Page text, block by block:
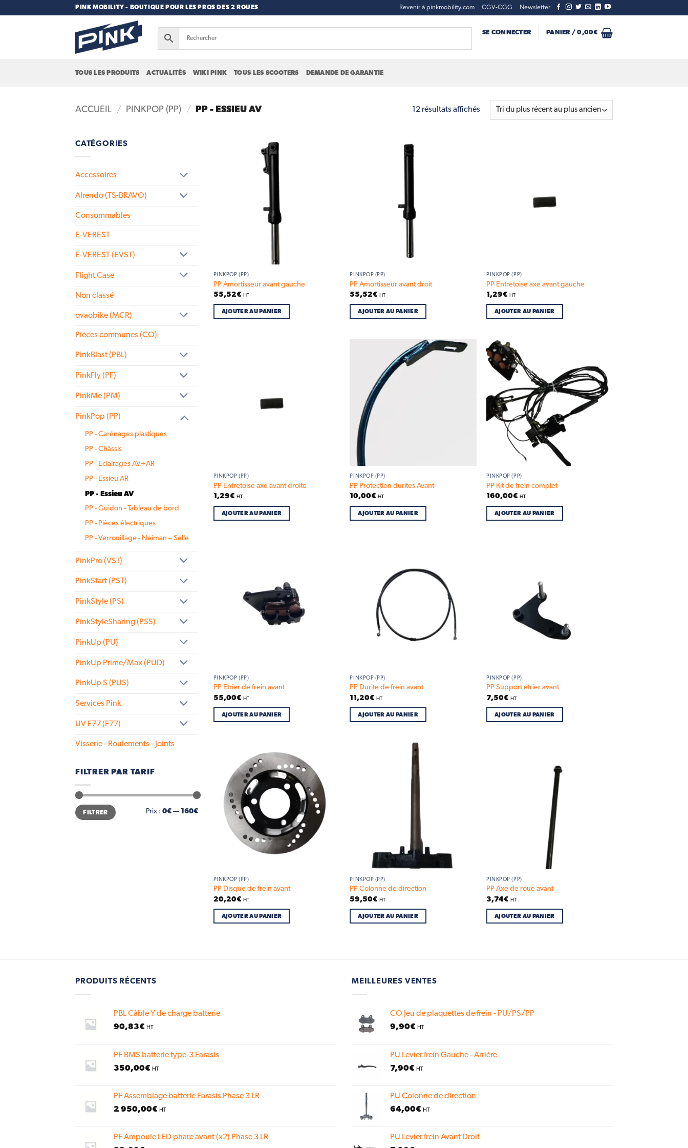
PINK MOBILITY - BOUTIQUE POUR LES PROS DES 2 ROUES Revenir à pinkmobility.com CGV-CGG Newsletter
SE CONNECTER PANIER /0,00€
TOUS LES PRODUITS ACTUALITÉS WIKI PINK TOUS LES SCOOTERS DEMANDE DE GARANTIE
ACCUEIL / PINKPOP (PP) / PP - ESSIEU AV 12 résultats affichésTrié
CATÉGORIES
Accessoires
Alrendo (TS-BRAVO)
Consommables
E-VEREST
E-VEREST (EVST)
Flight Case
Non classé
ovaobike (MCR)
Pièces communes (CO)
PinkBlast (PBL)
PinkFly (PF)
PinkMe (PM)
PinkPop (PP)
PP - Carénages plastiques
PP - Châssis
PP - Eclairages AV+AR
PP - Essieu AR
PP - Essieu AV
PP - Guidon - Tableau de bord
PP - Pièces électriques
PP - Verrouillage - Neiman – Selle
PinkPro (VS1)
PinkStart (PST)
PinkStyle (PS)
PinkStyleSharing (PSS)
PinkUp (PU)
PinkUp Prime/Max (PUD)
PinkUp S (PUS)
Services Pink
UV F77 (F77)
Visserie - Roulements - Joints
FILTRER PAR TARIF
Prix
min
Prix
maxFILTRER Prix : 0€ — 160€
PINKPOP (PP)
PP Amortisseur avant gauche
55,52€ HT
AJOUTER AU PANIER
PINKPOP (PP)
PP Amortisseur avant droit
55,52€ HT
AJOUTER AU PANIER
PINKPOP (PP)
PP Entretoise axe avant gauche
1,29€ HT
AJOUTER AU PANIER
PINKPOP (PP)
PP Entretoise axe avant droite
1,29€ HT
AJOUTER AU PANIER
PINKPOP (PP)
PP Protection durites Avant
10,00€ HT
AJOUTER AU PANIER
Add to
wishlist
PINKPOP (PP)
PP Kit de frein complet
160,00€ HT
AJOUTER AU PANIER
PINKPOP (PP)
PP Etrier de frein avant
55,00€ HT
AJOUTER AU PANIER
PINKPOP (PP)
PP Durite de frein avant
11,20€ HT
AJOUTER AU PANIER
PINKPOP (PP)
PP Support étrier avant
7,50€ HT
AJOUTER AU PANIER
Add to
wishlist
PINKPOP (PP)
PP Disque de frein avant
20,20€ HT
AJOUTER AU PANIER
PINKPOP (PP)
PP Colonne de direction
59,50€ HT
AJOUTER AU PANIER
PINKPOP (PP)
PP Axe de roue avant
3,74€ HT
AJOUTER AU PANIER
PRODUITS RÉCENTS
PBL Câble Y de charge batterie
90,83€ HT
PF BMS batterie type-3 Farasis
350,00€ HT
PF Assemblage batterie Farasis Phase 3 LR
2 950,00€ HT
PF Ampoule LED phare avant (x2) Phase 3 LR
MEILLEURES VENTES
CO Jeu de plaquettes de frein - PU/PS/PP
9,90€ HT
PU Levier frein Gauche - Arrière
7,90€ HT
PU Colonne de direction
64,00€ HT
PU Levier frein Avant Droit